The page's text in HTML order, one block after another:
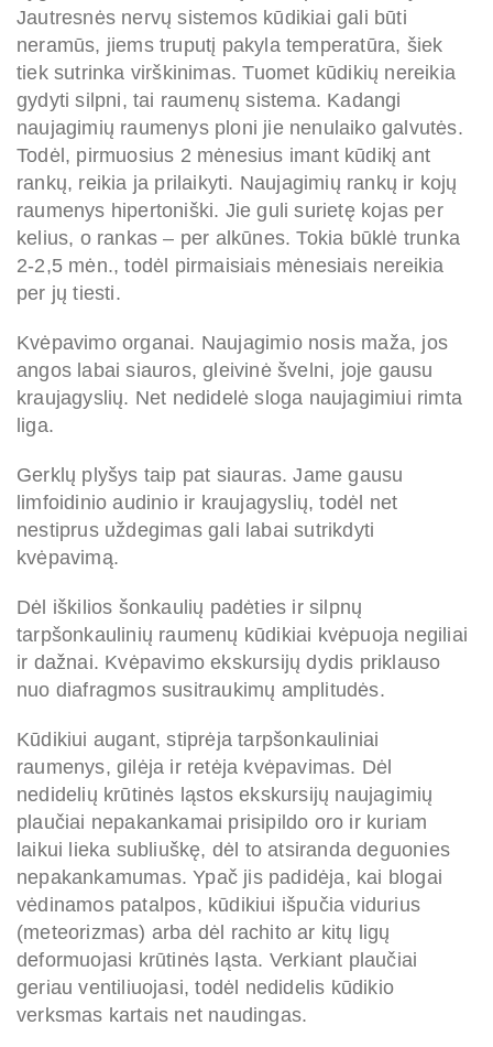
Jautresnės nervų sistemos kūdikiai gali būti
neramūs, jiems truputį pakyla temperatūra, šiek
tiek sutrinka virškinimas. Tuomet kūdikių nereikia
gydyti silpni, tai raumenų sistema. Kadangi
naujagimių raumenys ploni jie nenulaiko galvutės.
Todėl, pirmuosius 2 mėnesius imant kūdikį ant
rankų, reikia ja prilaikyti. Naujagimių rankų ir kojų
raumenys hipertoniški. Jie guli surietę kojas per
kelius, o rankas – per alkūnes. Tokia būklė trunka
2-2,5 mėn., todėl pirmaisiais mėnesiais nereikia
per jų tiesti.
Kvėpavimo organai. Naujagimio nosis maža, jos
angos labai siauros, gleivinė švelni, joje gausu
kraujagyslių. Net nedidelė sloga naujagimiui rimta
liga.
Gerklų plyšys taip pat siauras. Jame gausu
limfoidinio audinio ir kraujagyslių, todėl net
nestiprus uždegimas gali labai sutrikdyti
kvėpavimą.
Dėl iškilios šonkaulių padėties ir silpnų
tarpšonkaulinių raumenų kūdikiai kvėpuoja negiliai
ir dažnai. Kvėpavimo ekskursijų dydis priklauso
nuo diafragmos susitraukimų amplitudės.
Kūdikiui augant, stiprėja tarpšonkauliniai
raumenys, gilėja ir retėja kvėpavimas. Dėl
nedidelių krūtinės ląstos ekskursijų naujagimių
plaučiai nepakankamai prisipildo oro ir kuriam
laikui lieka subliuškę, dėl to atsiranda deguonies
nepakankamumas. Ypač jis padidėja, kai blogai
vėdinamos patalpos, kūdikiui išpučia vidurius
(meteorizmas) arba dėl rachito ar kitų ligų
deformuojasi krūtinės ląsta. Verkiant plaučiai
geriau ventiliuojasi, todėl nedidelis kūdikio
verksmas kartais net naudingas.